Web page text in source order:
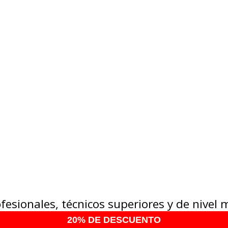
técnicos superiores y de nivel
20% DE DESCUENTO